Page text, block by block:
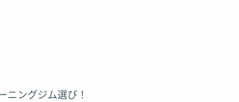
ニングジム選び！